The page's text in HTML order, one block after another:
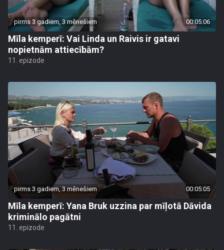
pirms 3 gadiem, 3 mēnešiem 00:05:06
Mīla kemperī: Vai Linda un Raivis ir gatavi
nopietnām attiecībām?
11. epizode
pirms 3 gadiem, 3 mēnešiem 00:05:05
Mīla kemperī: Yana Bruk uzzina par mīļotā Dāvida
kriminālo pagātni
11. epizode